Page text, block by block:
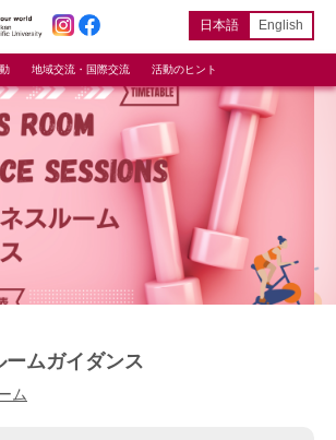
日本語 English
地域交流・国際交流 活動のヒント
ームガイダンス
ム